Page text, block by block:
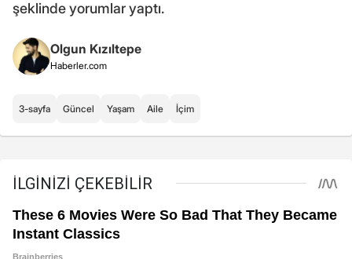
şeklinde yorumlar yaptı.
Olgun Kızıltepe
Haberler.com
3-sayfa Güncel Yaşam Aile İçim